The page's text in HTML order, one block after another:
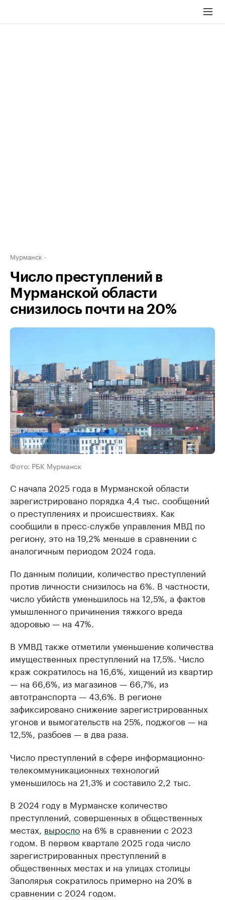
Мурманск
Число преступлений в
Мурманской области
снизилось почти на 20%
Фото: РБК Мурманск
С начала 2025 года в Мурманской области
зарегистрировано порядка 4,4 тыс. сообщений
о преступлениях и происшествиях. Как
сообщили в пресс-службе управления МВД по
региону, это на 19,2% меньше в сравнении с
аналогичным периодом 2024 года.
По данным полиции, количество преступлений
против личности снизилось на 6%. В частности,
число убийств уменьшилось на 12,5%, а фактов
умышленного причинения тяжкого вреда
здоровью — на 47%.
В УМВД также отметили уменьшение количества
имущественных преступлений на 17,5%. Число
краж сократилось на 16,6%, хищений из квартир
— на 66,6%, из магазинов — 66,7%, из
автотранспорта — 43,6%. В регионе
зафиксировано снижение зарегистрированных
угонов и вымогательств на 25%, поджогов — на
12,5%, разбоев — в два раза.
Число преступлений в сфере информационно-
телекоммуникационных технологий
уменьшилось на 21,3% и составило 2,2 тыс.
В 2024 году в Мурманске количество
преступлений, совершенных в общественных
местах, выросло на 6% в сравнении с 2023
годом. В первом квартале 2025 года число
зарегистрированных преступлений в
общественных местах и на улицах столицы
Заполярья сократилось примерно на 20% в
сравнении с 2024 годом.